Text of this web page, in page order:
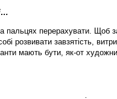
пальцях перерахувати. Щоб
розвивати завзятість,
мають бути, як-от